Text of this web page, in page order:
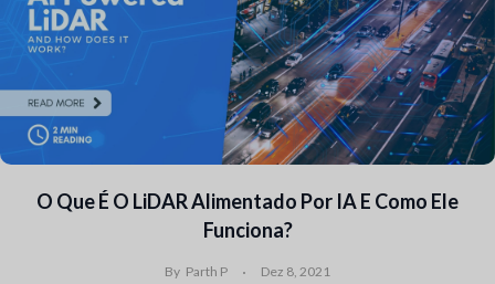
O Que É O LiDAR Alimentado Por IA E Como Ele
Funciona?
By Parth P Dez 8, 2021